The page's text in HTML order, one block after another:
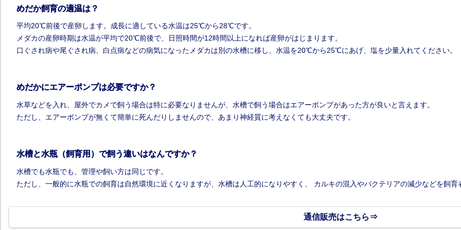
めだか飼育の適温は？
平均20℃前後で産卵します。成長に適している水温は25℃から28℃です。
メダカの産卵時期は水温が平均で20℃前後で、日照時間が12時間以上になれば産卵がはじまります。
口ぐされ病や尾ぐされ病、白点病などの病気になったメダカは別の水槽に移し、水温を20℃から25℃にあげ、塩を少量入れてください。
めだかにエアーポンプは必要ですか？
水草などを入れ、屋外でカメで飼う場合は特に必要なりませんが、水槽で飼う場合はエアーポンプがあった方が良いと言えます。
ただし、エアーポンプが無くて簡単に死んだりしませんので、あまり神経質に考えなくても大丈夫です。
水槽と水瓶（飼育用）で飼う違いはなんですか？
水槽でも水瓶でも、管理や飼い方は同じです。
ただし、一般的に水瓶での飼育は自然環境に近くなりますが、水槽は人工的になりやすく、 カルキの混入やバクテリアの減少などを飼
通信販売はこちら⇒